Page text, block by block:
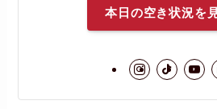
本日の空き状況